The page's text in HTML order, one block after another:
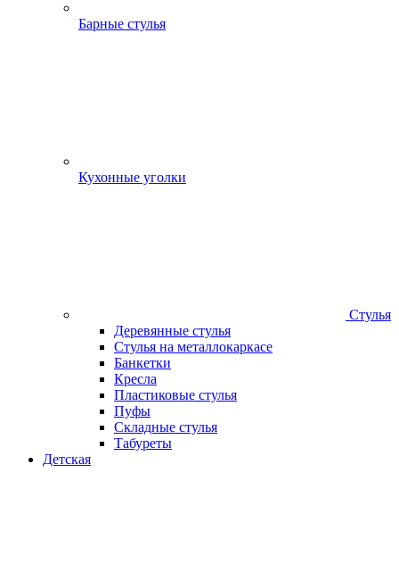
Барные стулья
Кухонные уголки
Стулья
Деревянные стулья
Стулья на металлокаркасе
Банкетки
Кресла
Пластиковые стулья
Пуфы
Складные стулья
Табуреты
Детская